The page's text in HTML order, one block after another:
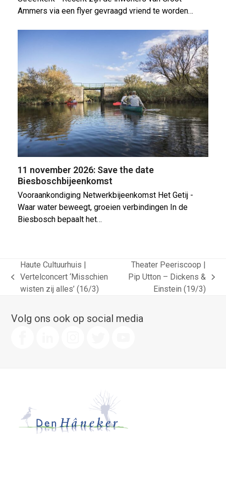
Ammers via een flyer gevraagd vriend te worden…
11 november 2026: Save the date
Biesboschbijeenkomst
Vooraankondiging Netwerkbijeenkomst Het Getij -
Waar water beweegt, groeien verbindingen In de
Biesbosch bepaalt het…
previous
post:
Haute Cultuurhuis |
Vertelconcert ‘Misschien
wisten zij alles’ (16/3)
next
Theater Peeriscoop |
Pip Utton – Dickens &
Einstein (19/3)
Volg ons ook op social media